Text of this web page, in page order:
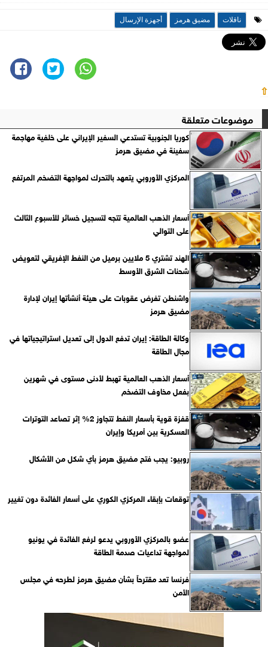
ناقلات مضيق هرمز أجهزة الإرسال
⇧
موضوعات متعلقة
كوريا الجنوبية تستدعي السفير الإيراني على خلفية مهاجمة
سفينة في مضيق هرمز
المركزي الأوروبي يتعهد بالتحرك لمواجهة التضخم المرتفع
أسعار الذهب العالمية تتجه لتسجيل خسائر للأسبوع الثالث
على التوالي
الهند تشتري 5 ملايين برميل من النفط الإفريقي لتعويض
شحنات الشرق الأوسط
واشنطن تفرض عقوبات على هيئة أنشأتها إيران لإدارة
مضيق هرمز
وكالة الطاقة: إيران تدفع الدول إلى تعديل استراتيجياتها في
مجال الطاقة
أسعار الذهب العالمية تهبط لأدنى مستوى في شهرين
بفعل مخاوف التضخم
قفزة قوية بأسعار النفط تتجاوز 2% إثر تصاعد التوترات
العسكرية بين أمريكا وإيران
روبيو: يجب فتح مضيق هرمز بأي شكل من الأشكال
توقعات بإبقاء المركزي الكوري على أسعار الفائدة دون تغيير
عضو بالمركزي الأوروبي يدعو لرفع الفائدة في يونيو
لمواجهة تداعيات صدمة الطاقة
فرنسا تعد مقترحاً بشأن مضيق هرمز لطرحه في مجلس
الأمن